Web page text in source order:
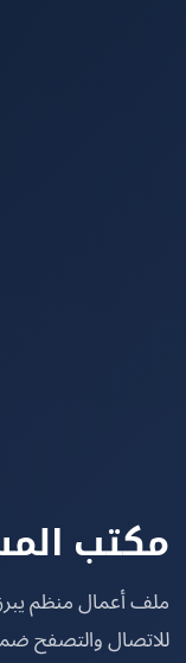
منظم يبرز
والتصفح ضمن